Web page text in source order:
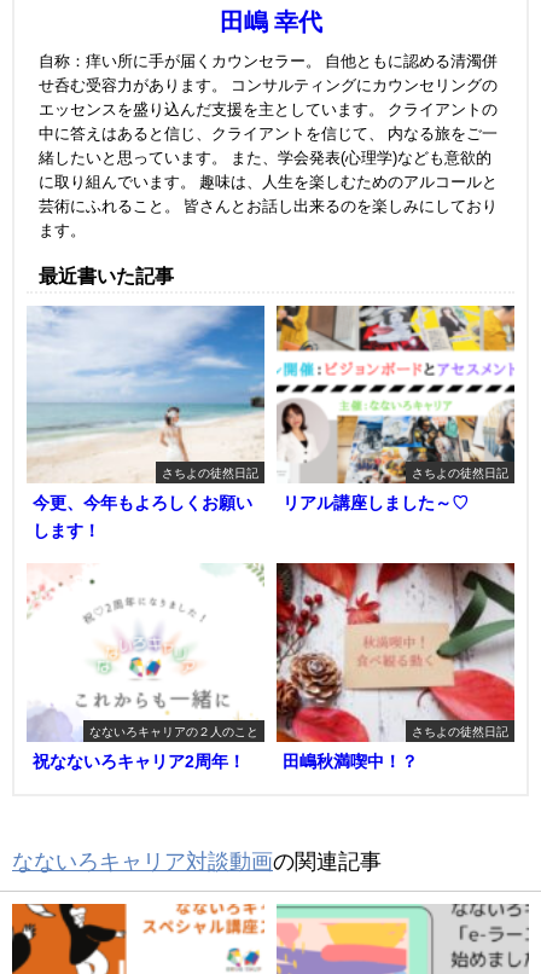
田嶋 幸代
自称：痒い所に手が届くカウンセラー。 自他ともに認める清濁併
せ呑む受容力があります。 コンサルティングにカウンセリングの
エッセンスを盛り込んだ支援を主としています。 クライアントの
中に答えはあると信じ、クライアントを信じて、 内なる旅をご一
緒したいと思っています。 また、学会発表(心理学)なども意欲的
に取り組んでいます。 趣味は、人生を楽しむためのアルコールと
芸術にふれること。 皆さんとお話し出来るのを楽しみにしており
ます。
最近書いた記事
さちよの徒然日記
今更、今年もよろしくお願い
します！
さちよの徒然日記
リアル講座しました～♡
なないろキャリアの２人のこと
祝なないろキャリア2周年！
さちよの徒然日記
田嶋秋満喫中！？
なないろキャリア対談動画の関連記事